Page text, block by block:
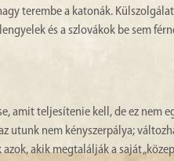
terembe a katonák.
és a szlovákok be sem
amit teljesítenie kell, de ez nem
utunk nem kényszerpálya;
akik megtalálják a saját